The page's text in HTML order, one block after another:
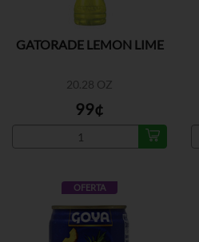
GATORADE LEMON LIME
20.28 OZ
99¢
OFERTA